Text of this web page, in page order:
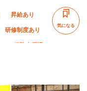
昇給あり
研修制度あり
経験者優遇
気になる